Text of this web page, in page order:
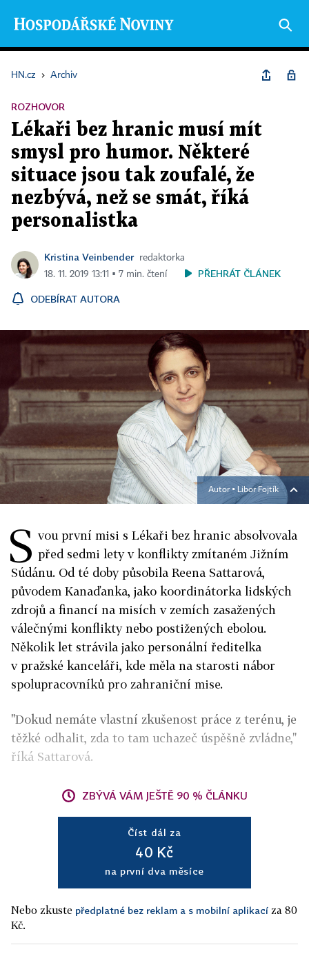
HN.cz › Archiv
ROZHOVOR
Lékaři bez hranic musí mít
smysl pro humor. Některé
situace jsou tak zoufalé, že
nezbývá, než se smát, říká
personalistka
Kristina Veinbender
redaktorka
18. 11. 2019 13:11 ▪ 7 min. čtení
PŘEHRÁT ČLÁNEK
ODEBÍRAT AUTORA
Autor ▪Libor Fojtík
S vou první misi s Lékaři bez hranic absolvovala
před sedmi lety v konflikty zmítaném Jižním
Súdánu. Od té doby působila Reena Sattarová,
původem Kanaďanka, jako koordinátorka lidských
zdrojů a financí na misích v zemích zasažených
válečnými konflikty nebo postižených ebolou.
Několik let strávila jako personální ředitelka
v pražské kanceláři, kde měla na starosti nábor
spolupracovníků pro zahraniční mise.
"Dokud nemáte vlastní zkušenost práce z terénu, je
těžké odhalit, zda to tam uchazeč úspěšně zvládne,"
říká Sattarová.
ZBÝVÁ VÁM JEŠTĚ 90 % ČLÁNKU
Číst dál za
40 Kč
na první dva měsíce
Nebo zkuste předplatné bez reklam a s mobilní aplikací za 80
Kč.